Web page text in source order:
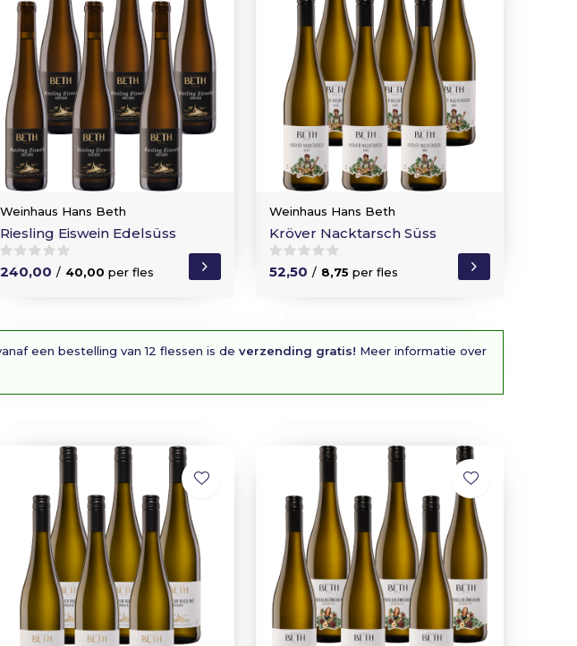
Weinhaus Hans Beth
Riesling Eiswein Edelsüss
240,00 / 40,00 per fles
Weinhaus Hans Beth
Kröver Nacktarsch Süss
52,50 / 8,75 per fles
een bestelling van 12 flessen is de verzending gratis! Meer informatie over